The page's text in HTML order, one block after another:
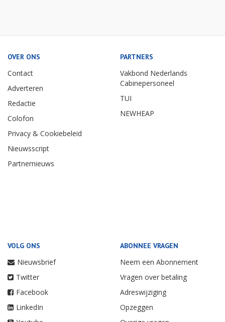
OVER ONS
Contact
Adverteren
Redactie
Colofon
Privacy & Cookiebeleid
Nieuwsscript
Partnernieuws
PARTNERS
Vakbond Nederlands
Cabinepersoneel
TUI
NEWHEAP
VOLG ONS
Nieuwsbrief
Twitter
Facebook
LinkedIn
ABONNEE VRAGEN
Neem een Abonnement
Vragen over betaling
Adreswijziging
Opzeggen